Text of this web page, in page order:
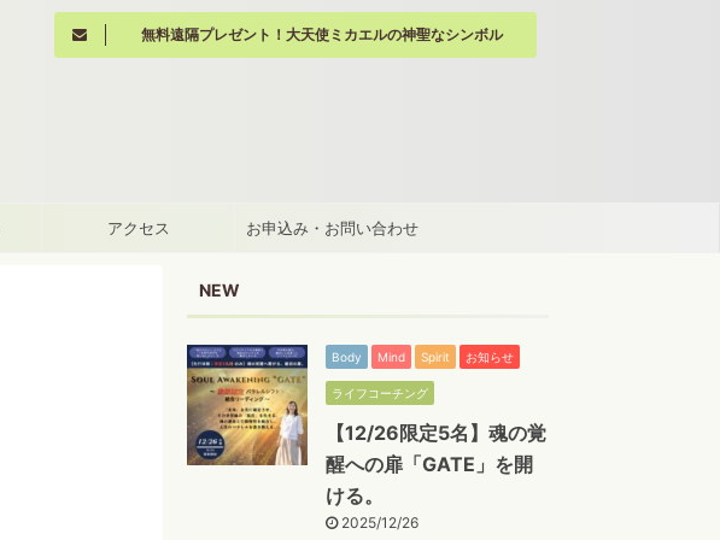
無料遠隔プレゼント！大天使ミカエルの神聖なシンボル
アクセス お申込み・お問い合わせ
NEW
Body Mind Spirit お知らせ
ライフコーチング
【12/26限定5名】魂の覚
醒への扉「GATE」を開
ける。
2025/12/26